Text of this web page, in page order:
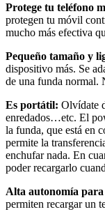
Protege tu teléfono
protegen tu móvil
mucho más efectiva
Pequeño tamaño y
dispositivo más. Se
de una funda normal.
Es portátil: Olvídate
enredados…etc. El
la funda, que está en
permite la
enchufar nada. En
poder recargarlo
Alta autonomía
permiten recargar un